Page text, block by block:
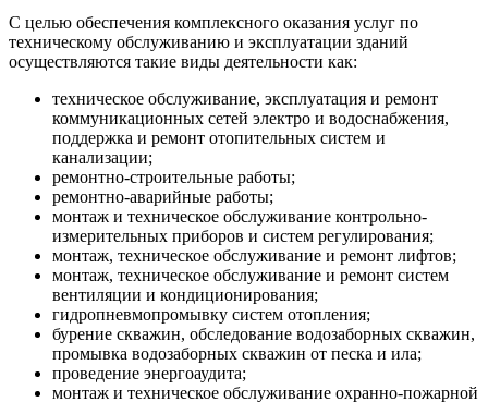
С целью обеспечения комплексного оказания услуг по
техническому обслуживанию и эксплуатации зданий
осуществляются такие виды деятельности как:
техническое обслуживание, эксплуатация и ремонт
коммуникационных сетей электро и водоснабжения,
поддержка и ремонт отопительных систем и
канализации;
ремонтно-строительные работы;
ремонтно-аварийные работы;
монтаж и техническое обслуживание контрольно-
измерительных приборов и систем регулирования;
монтаж, техническое обслуживание и ремонт лифтов;
монтаж, техническое обслуживание и ремонт систем
вентиляции и кондиционирования;
гидропневмопромывку систем отопления;
бурение скважин, обследование водозаборных скважин,
промывка водозаборных скважин от песка и ила;
проведение энергоаудита;
монтаж и техническое обслуживание охранно-пожарной